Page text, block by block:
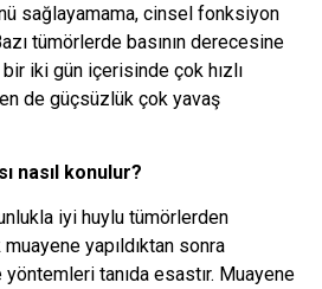
sağlayamama, cinsel fonksiyon
tümörlerde basının derecesine
iki gün içerisinde çok hızlı
de güçsüzlük çok yavaş
nasıl konulur?
iyi huylu tümörlerden
yapıldıktan sonra
tanıda esastır. Muayene